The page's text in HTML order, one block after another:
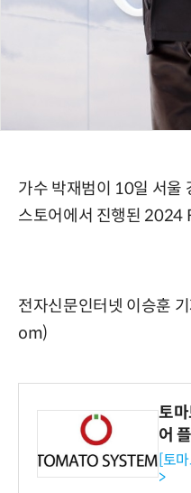
가수 박재범이 10일 서울
스토어에서 진행된 2024
전자신문인터넷 이승훈
om)
토마
어
기
[토
>